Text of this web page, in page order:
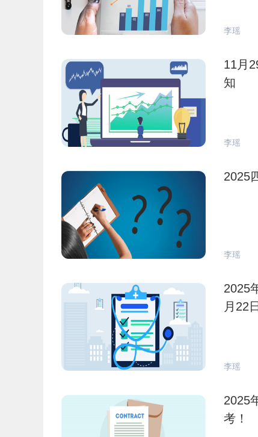
李瑶
11月
知
李瑶
2025
李瑶
2025
月22
李瑶
2025
考！